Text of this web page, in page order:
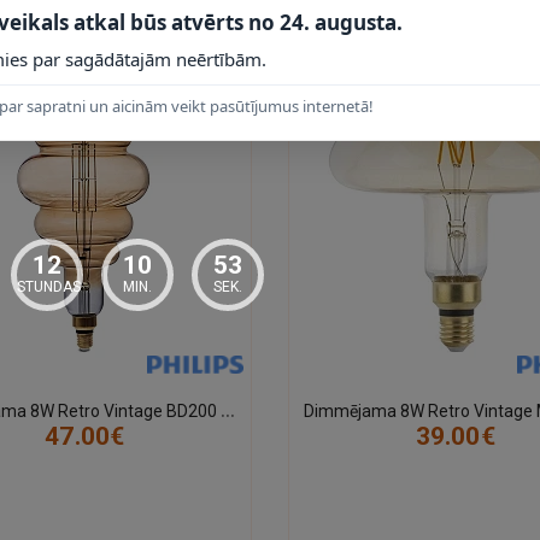
D
immējama 8W Retro Vintage BD200 E27 Filament LED spuldze, 810 lm, 1800K - P1791
47.00€
39.00€
atkal būs atvērts no 24. augusta.
par sagādātajām neērtībām.
sapratni un aicinām veikt pasūtījumus internetā!
12
STUNDAS
10
MIN.
52
SEK.